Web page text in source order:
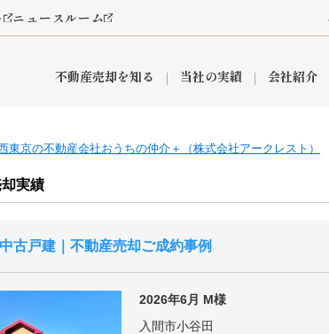
ニュースルーム
不動産売却を知る
空き家
当社の実績 会社紹介
様の声
くらぶオンライン相談予約
東京の不動産会社おうちの仲介＋（株式会社アークレスト）
実績
古戸建｜不動産売却ご成約事例
2026年6月 M様
入間市小谷田